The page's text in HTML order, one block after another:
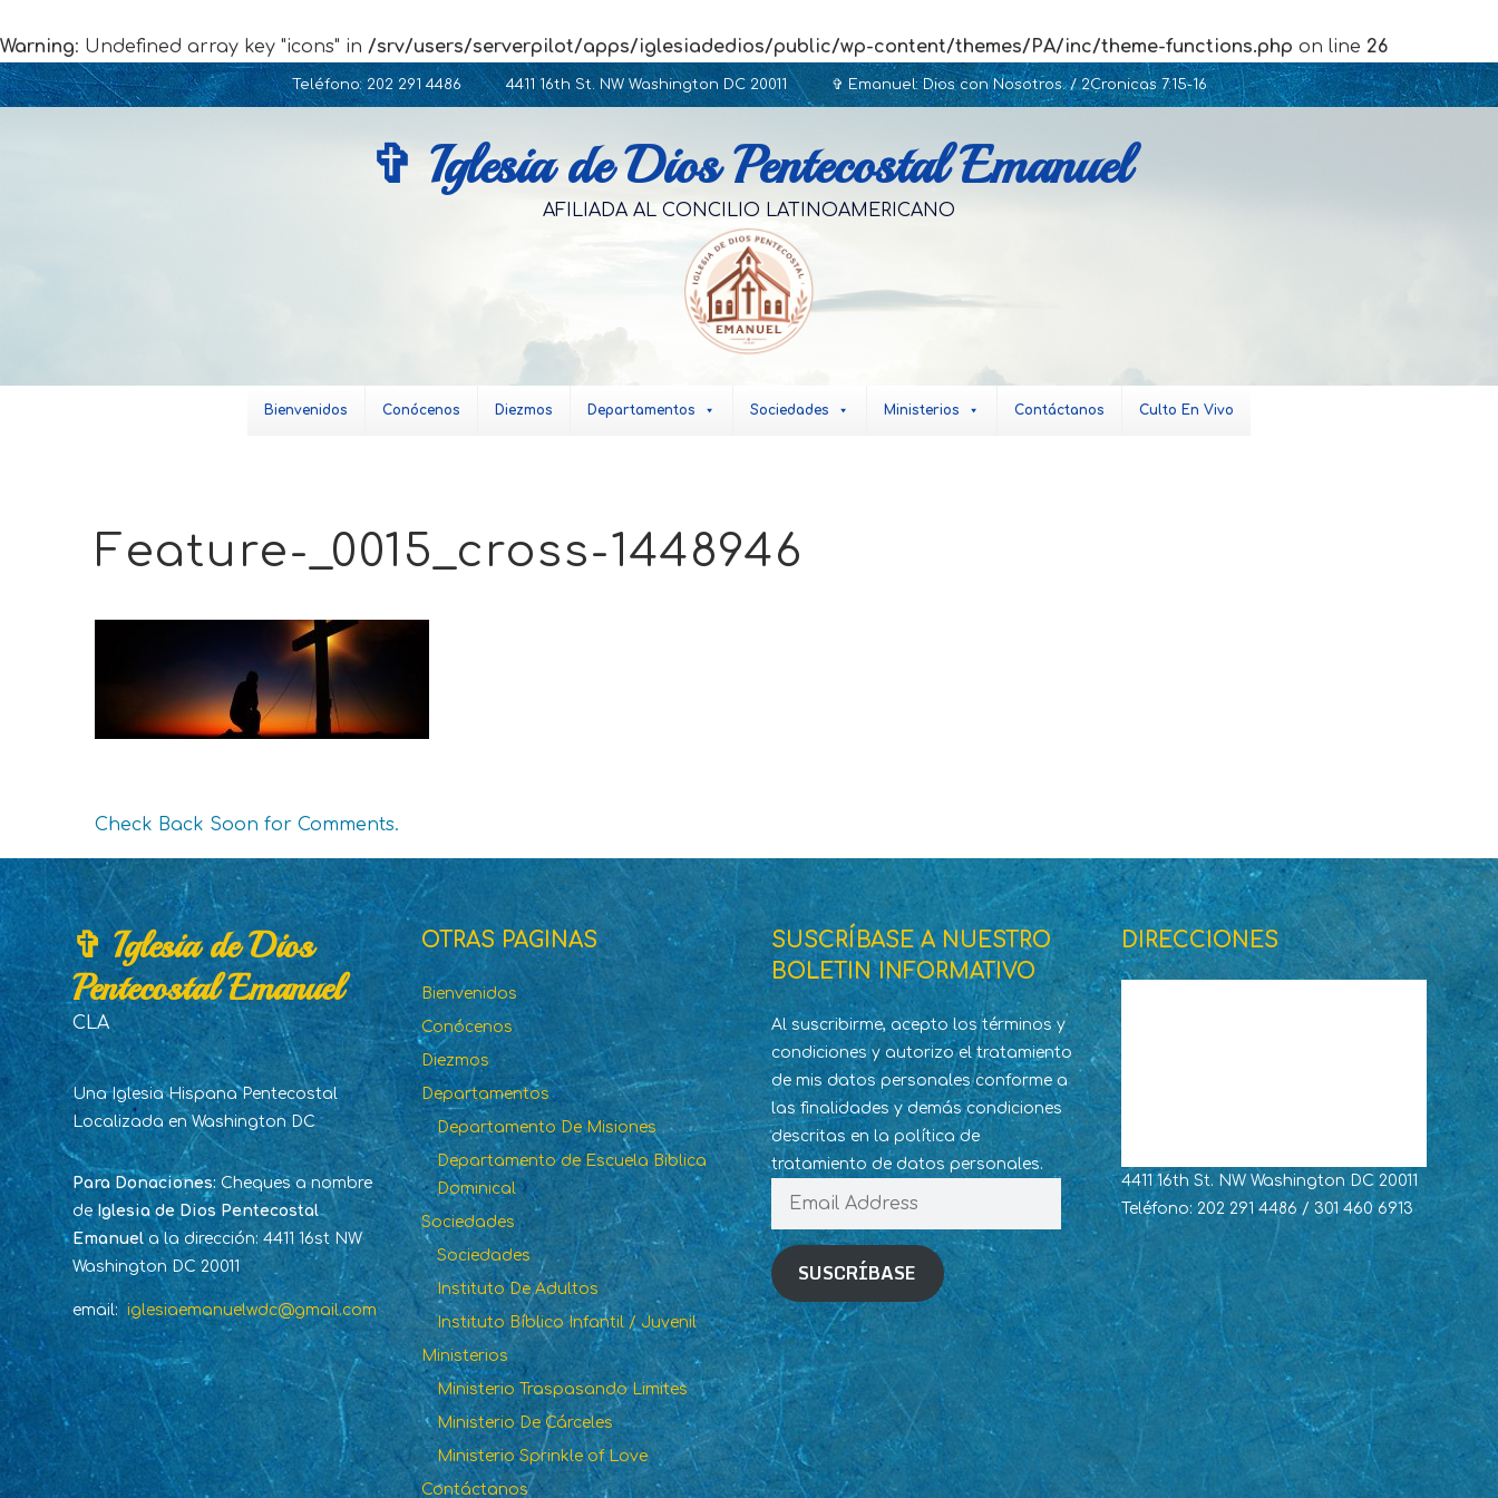
Warning: Undefined array key "icons" in /srv/users/serverpilot/apps/iglesiadedios/public/wp-content/themes/PA/inc/theme-functions.php on line 26
Skip
to
Teléfono: 202 291 4486 4411 16th St. NW Washington DC 20011 ✞ Emanuel: Dios con Nosotros. / 2Cronicas 7:15-16
✞ Iglesia de Dios Pentecostal Emanuel
AFILIADA AL CONCILIO LATINOAMERICANO
Bienvenidos Conócenos Diezmos Departamentos Sociedades Ministerios Contáctanos Culto En Vivo
Feature-_0015_cross-1448946
Check Back Soon for Comments.
✞ Iglesia de Dios
Pentecostal Emanuel
CLA
Una Iglesia Hispana Pentecostal
Localizada en Washington DC
Para Donaciones: Cheques a nombre
de Iglesia de Dios Pentecostal
Emanuel a la dirección: 4411 16st NW
Washington DC 20011
email: iglesiaemanuelwdc@gmail.com
OTRAS PAGINAS
Bienvenidos
Conócenos
Diezmos
Departamentos
Departamento De Misiones
Departamento de Escuela Biblica
Dominical
Sociedades
Sociedades
Instituto De Adultos
Instituto Bíblico Infantil / Juvenil
Ministerios
Ministerio Traspasando Limites
Ministerio De Cárceles
Ministerio Sprinkle of Love
Contáctanos
SUSCRÍBASE A NUESTRO
BOLETIN INFORMATIVO
Al suscribirme, acepto los términos y
condiciones y autorizo el tratamiento
de mis datos personales conforme a
las finalidades y demás condiciones
descritas en la política de
tratamiento de datos personales.
Email
Address
SUSCRÍBASE
DIRECCIONES
4411 16th St. NW Washington DC 20011
Teléfono: 202 291 4486 / 301 460 6913